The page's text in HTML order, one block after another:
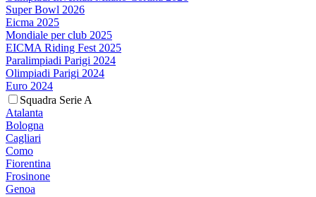
Super Bowl 2026
Eicma 2025
Mondiale per club 2025
EICMA Riding Fest 2025
Paralimpiadi Parigi 2024
Olimpiadi Parigi 2024
Euro 2024
Squadra Serie A
Atalanta
Bologna
Cagliari
Como
Fiorentina
Frosinone
Genoa